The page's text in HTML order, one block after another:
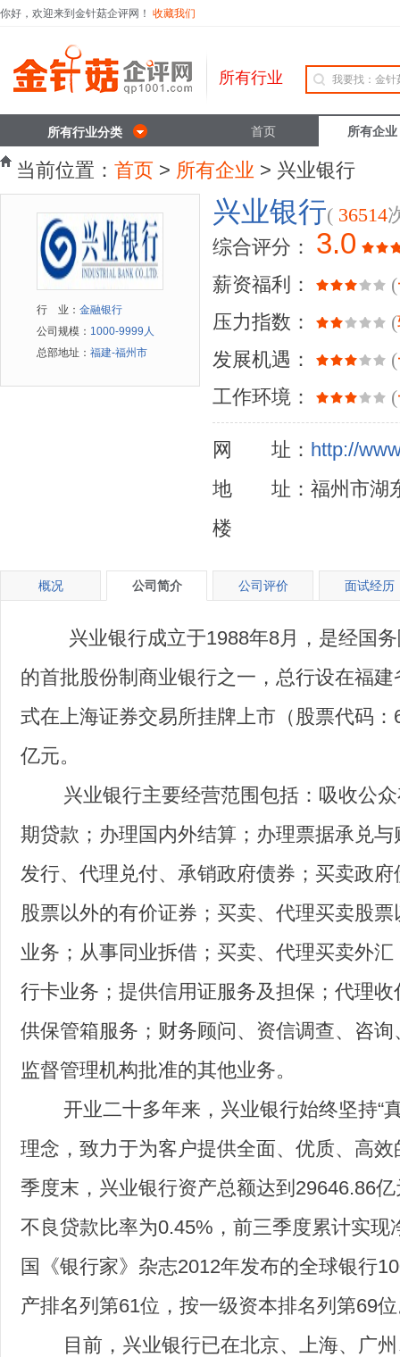
你好，欢迎来到金针菇企评网！ 收藏我们
所有行业
所有行业分类 首页 所有企业
当前位置： 首页 > 所有企业 > 兴业银行
行 业： 金融银行
公司规模： 1000-9999人
总部地址： 福建-福州市
兴业银行( 36514
综合评分：
3.0
薪资福利： (
压力指数：
(
发展机遇：
(
工作环境：
(
网 址： http://
地 址：福州市湖东
楼
概况 公司简介 公司评价 面试经历
兴业银行成立于1988年8月，是经国务
的首批股份制商业银行之一，总行设在福
式在上海证券交易所挂牌上市（股票代码
亿元。
兴业银行主要经营范围包括：吸收公众
期贷款；办理国内外结算；办理票据承兑
发行、代理兑付、承销政府债券；买卖政
股票以外的有价证券；买卖、代理买卖股
业务；从事同业拆借；买卖、代理买卖外
行卡业务；提供信用证服务及担保；代理
供保管箱服务；财务顾问、资信调查、咨
监督管理机构批准的其他业务。
开业二十多年来，兴业银行始终坚持“真
理念，致力于为客户提供全面、优质、高
季度末，兴业银行资产总额达到29646.86
不良贷款比率为0.45%，前三季度累计实现
国《银行家》杂志2012年发布的全球银行
产排名列第61位，按一级资本排名列第69
目前，兴业银行已在北京、上海、广州